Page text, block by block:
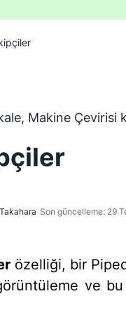
Makine
Makine Çevirisi
Son güncelleme: 29
özelliği, bir
ve